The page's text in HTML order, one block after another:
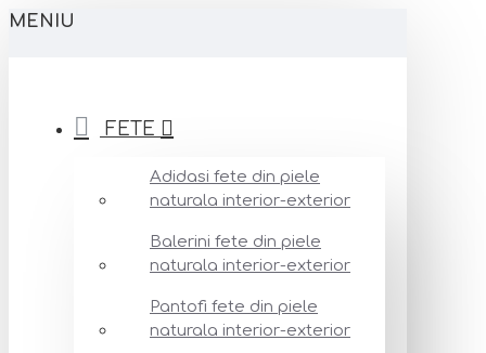
MENIU
FETE
Adidasi fete din piele
naturala interior-exterior
Balerini fete din piele
naturala interior-exterior
Pantofi fete din piele
naturala interior-exterior